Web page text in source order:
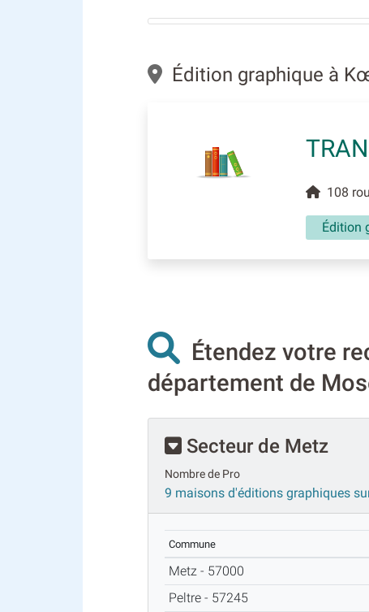
Édition graphique à
108
Édition
Étendez votre
département de
Secteur de Metz
Nombre de Pro
9 maisons d'éditions graphiques
Commune
Metz - 57000
Peltre - 57245